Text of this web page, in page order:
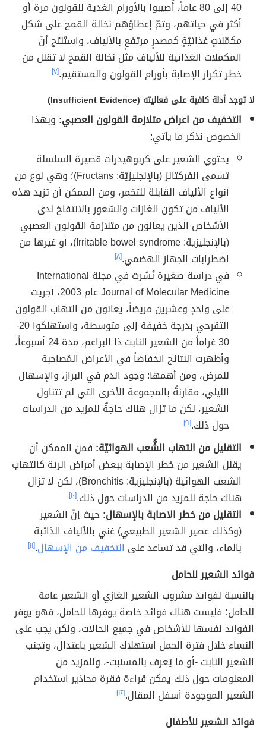
40 إلى 80 عاماً، أُصيبوا بالأورام الغدية للقولون مرة أو
أكثر في حياتهم، وتمّ إعطاؤهم نخالة القمح على شكل
مكمّلاتٍ غذائيّةٍ كمصدرٍ مرتفعٍ بالألياف، واستُنتج أنّ
المكملات الغذائية للألياف مثل نخالة القمح لا تقلل من
خطر تكرار الإصابة بأورام القولون والمستقيم.[٧]
لا توجد أدلة كافية على فعاليته (Insufficient Evidence)
التخفيف من اعراض متلازمة القولون العصبي: وبهذا
الخصوص نذكر ما يأتي:
يحتوي الشعير على كربوهيدرات قصيرة السلسلة
تسمى الفركتانز (بالإنجليزيّة: Fructans)؛ وهي نوع من
أنواع الألياف القابلة للتخمر، ومن الممكن أن تزيد هذه
الألياف من تكون الغازات والشعور بالانتفاخ لدى
الأشخاص الذين يعانون من متلازمة القولون العصبي
(بالإنجليزية: Irritable bowel syndrome)، أو غيرها من
اضطرابات الجهاز الهضمي.[٨]
في دراسة صغيرة نُشرت في مجلة International
Journal of Molecular Medicine عام 2003، أجريت
على واحدٍ وعشرين مريضاً، يعانون من التهاب القولون
التقرحي بدرجة خفيفة إلى متوسطة، واستهلكوا 20-
30 غراماً من الشعير النابت ذا البراعم، مدة 24 أسبوعاً،
وأظهرت النتائج انخفاضاً في الأعراض المُصاحبة
للمرض، ومن أهمها: وجود الدم في البراز، والإسهال
الليلي، مقارنةً بالمجموعة الأخرى التي لم تتناول
الشعير، لكن ما تزال هناك حاجةٌ للمزيد من الدراسات
حول ذلك.[٩]
التقليل من التهاب الشُّعب الهوائيّة: فمن الممكن أن
يقلل الشعير من خطر الإصابة ببعض أمراض الرئة كالتهاب
الشعب الهوائية (بالإنجليزية: Bronchitis)، لكن لا تزال
هناك حاجة للمزيد من الدراسات حول ذلك.[١٠]
التقليل من خطر الاصابة بالإسهال:حيث إنّ الشعير
(وكذلك عصير الشعير الطبيعي) غني بالألياف الذائبة
بالماء، والتي قد تساعد على التخفيف من الإسهال.[١١]
فوائد الشعير للحامل
بالنسبة لفوائد مشروب الشعير الغازي أو الشعير عامة
للحامل؛ فليست هناك فوائد خاصة يوفرها للحامل، فهو يوفر
الفوائد نفسها للأشخاص في جميع الحالات، ولكن يجب على
النساء خلال فترة الحمل استهلاك الشعير باعتدال، وتجنب
الشعير النابت -أو ما يُعرف بالمسنبت-، وللمزيد من
المعلومات حول ذلك يمكن قراءة فقرة محاذير استخدام
الشعير الموجودة أسفل المقال.[١٢]
فوائد الشعير للأطفال